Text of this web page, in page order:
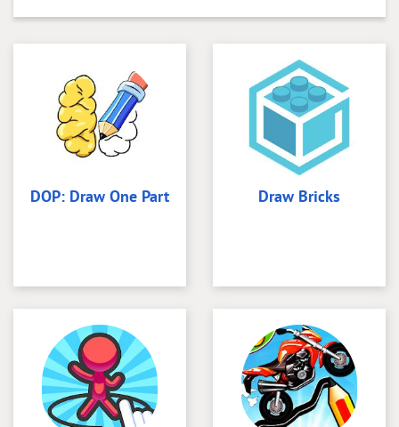
DOP: Draw One Part Draw Bricks